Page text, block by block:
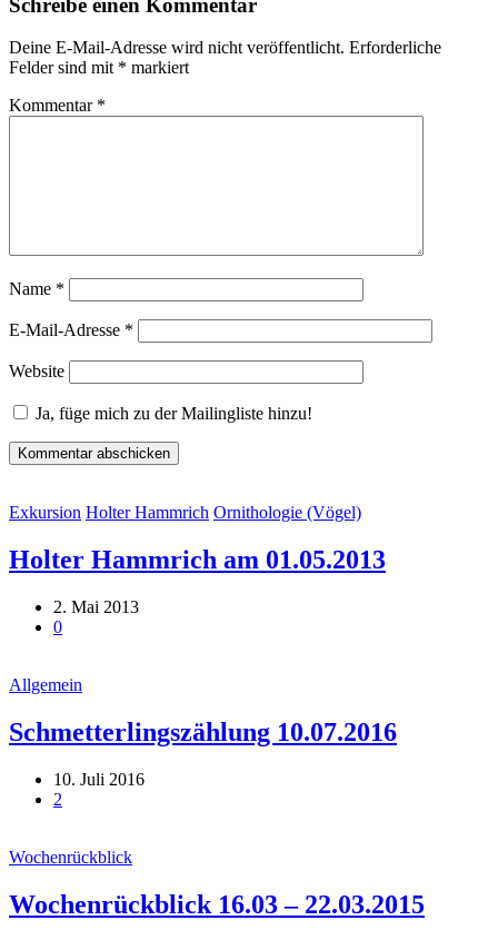
Deine E-Mail-Adresse wird nicht veröffentlicht. Erforderliche
Felder sind mit * markiert
Kommentar *
Name *
E-Mail-Adresse *
Website
Ja, füge mich zu der Mailingliste hinzu!
Exkursion Holter Hammrich Ornithologie (Vögel)
Holter Hammrich am 01.05.2013
2. Mai 2013
0
Allgemein
Schmetterlingszählung 10.07.2016
10. Juli 2016
2
Wochenrückblick
Wochenrückblick 16.03 – 22.03.2015